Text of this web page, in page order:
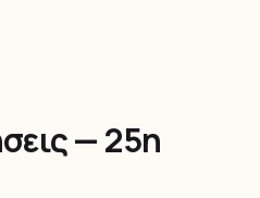
— 25η